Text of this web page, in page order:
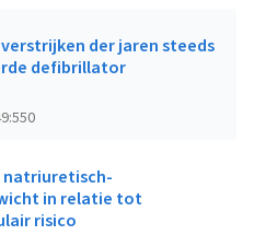
der jaren steeds
defibrillator
natriuretisch-
in relatie tot
risico